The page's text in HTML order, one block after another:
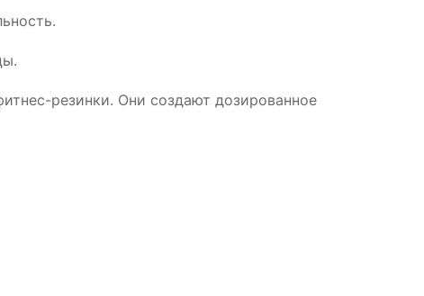
резинки. Они создают дозированное